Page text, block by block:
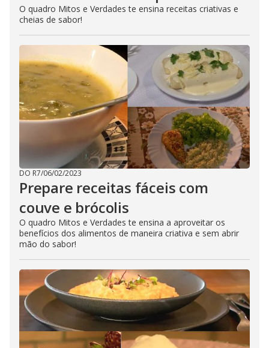
O quadro Mitos e Verdades te ensina receitas criativas e
cheias de sabor!
DO R7/06/02/2023
Prepare receitas fáceis com
couve e brócolis
O quadro Mitos e Verdades te ensina a aproveitar os
benefícios dos alimentos de maneira criativa e sem abrir
mão do sabor!